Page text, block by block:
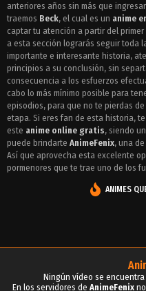
Episodio 17 - Beck
Episodio 16 - Beck
Episodio 15 - Beck
Episodio 14 - Beck
Episodio 13 - Beck
Episodio 12 - Beck
Episodio 11 - Beck
Episodio 10 - Beck
Episodio 7 - Beck
Episodio 6 - Beck
anteriores años sin más que
traemos Beck, el cual es un anime
captar tu atención a partir del
a esta sección lograrás seguir toda
importante e interesante historia,
principios a su conclusión, sin
consecuencia a los esfuerzos
cabo lo más mínimo posible para
episodios, para que no te pierdas
etapa. Si eres fan de esta historia,
este anime online gratis, siendo
puede brindarte AnimeFenix, una
Así que aprovecha esta excelente
pormenores que te trae uno de los
ANIMES
Ningún vídeo se
En los servidores de AnimeFenix